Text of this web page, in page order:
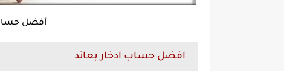
أفضل
افضل حساب ادخار بعائد